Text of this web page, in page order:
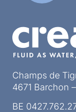
Champs de
4671 Barchon
BE